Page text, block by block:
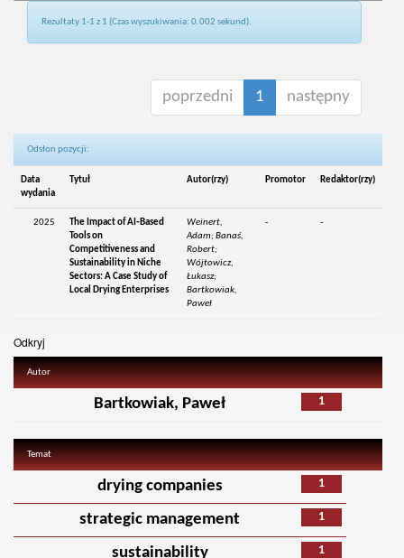
Rezultaty 1-1 z 1 (Czas wyszukiwania: 0.002 sekund).
poprzedni 1 następny
Odsłon pozycji:
Data
wydania
Tytuł Autor(rzy) Promotor Redaktor(rzy)
2025
The Impact of AI‑Based
Tools on
Competitiveness and
Sustainability in Niche
Sectors: A Case Study of
Local Drying Enterprises
Weinert,
Adam; Banaś,
Robert;
Wójtowicz,
Łukasz;
Bartkowiak,
Paweł
- -
Odkryj
Autor
1
Bartkowiak, Paweł
Temat
1
drying companies
1
strategic management
1
sustainability